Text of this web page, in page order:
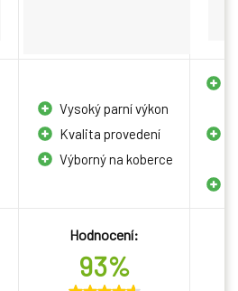
Vysoký parní výkon
Kvalita provedení
Výborný na koberce
Hodnocení:
93%